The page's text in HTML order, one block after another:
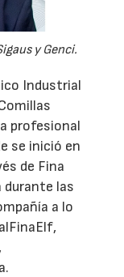
y Genci.
Industrial
profesional
se inició en
de Fina
las
a lo